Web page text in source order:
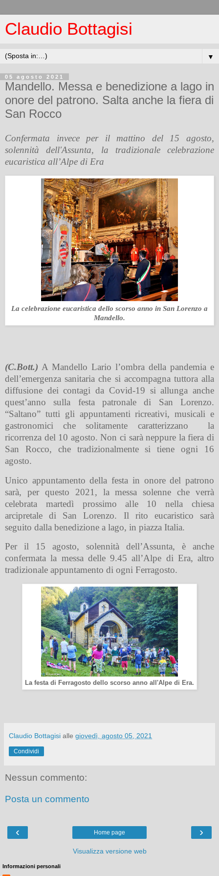
Claudio Bottagisi
▼
05 agosto 2021
Mandello. Messa e benedizione a lago in
onore del patrono. Salta anche la fiera di
San Rocco
Confermata invece per il mattino del 15 agosto,
solennità dell'Assunta, la tradizionale celebrazione
eucaristica all’Alpe di Era
La celebrazione eucaristica dello scorso anno in San Lorenzo a
Mandello.
(C.Bott.) A Mandello Lario l’ombra della pandemia e
dell’emergenza sanitaria che si accompagna tuttora alla
diffusione dei contagi da Covid-19 si allunga anche
quest’anno sulla festa patronale di San Lorenzo.
“Saltano” tutti gli appuntamenti ricreativi, musicali e
gastronomici che solitamente caratterizzano
la
ricorrenza del 10 agosto. Non ci sarà neppure la fiera di
San Rocco, che tradizionalmente si tiene ogni 16
agosto.
Unico appuntamento della festa in onore del patrono
sarà, per questo 2021, la messa solenne che verrà
celebrata martedì prossimo alle 10 nella chiesa
arcipretale di San Lorenzo. Il rito eucaristico sarà
seguito dalla benedizione a lago, in piazza Italia.
Per il 15 agosto, solennità dell’Assunta, è anche
confermata la messa delle 9.45 all’Alpe di Era, altro
tradizionale appuntamento di ogni Ferragosto.
La festa di Ferragosto dello scorso anno all'Alpe di Era.
Claudio Bottagisi alle giovedì, agosto 05, 2021
Condividi
Nessun commento:
Posta un commento
‹ ›
Home page
Visualizza versione web
Informazioni personali